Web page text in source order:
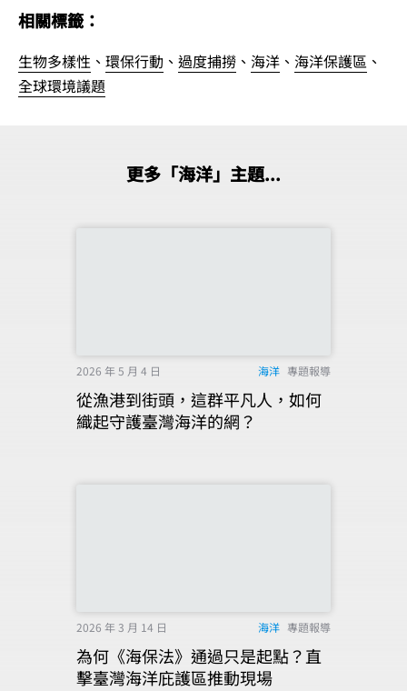
相關標籤：
生物多樣性 、 環保行動 、 過度捕撈 、 海洋 、 海洋保護區 、
全球環境議題
更多「海洋」主題...
2026 年 5 月 4 日 海洋 專題報導
從漁港到街頭，這群平凡人，如何
織起守護臺灣海洋的網？
2026 年 3 月 14 日 海洋 專題報導
為何《海保法》通過只是起點？直
擊臺灣海洋庇護區推動現場